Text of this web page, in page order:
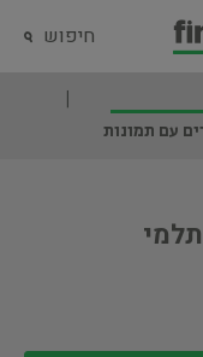
חיפוש
עם תמונות